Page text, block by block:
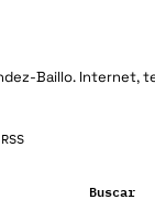
Baillo. Internet,
RSS
Buscar